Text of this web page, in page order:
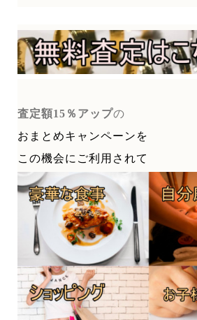
査定額15％アップの
おまとめキャンペーンを
この機会にご利用されて